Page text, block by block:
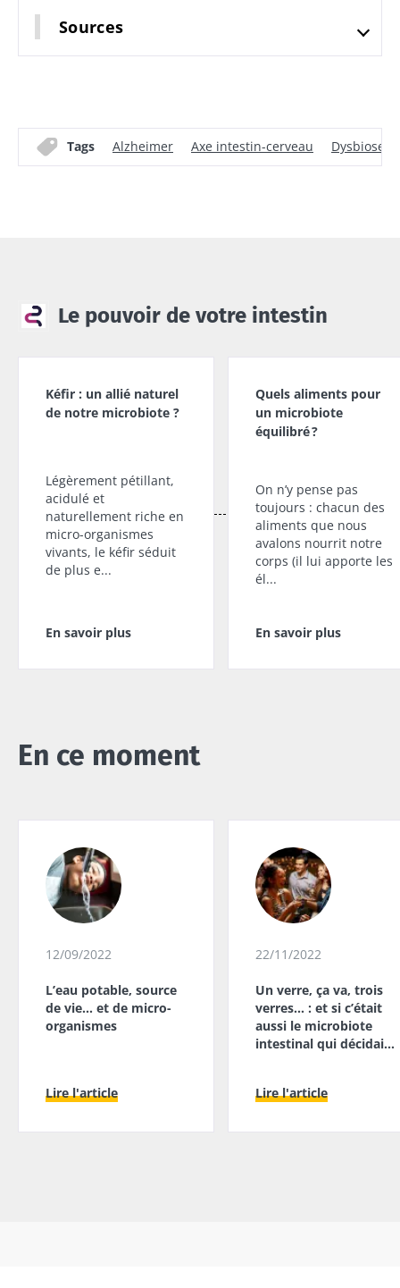
Sources
Tags Alzheimer Axe intestin-cerveau Dysbiose
Le pouvoir de votre intestin
Kéfir : un allié naturel
de notre microbiote ?
Légèrement pétillant,
acidulé et
naturellement riche en
micro-organismes
vivants, le kéfir séduit
de plus e...
En savoir plus
Quels aliments pour
un microbiote
équilibré ?
On n’y pense pas
toujours : chacun des
aliments que nous
avalons nourrit notre
corps (il lui apporte les
él...
En savoir plus
En ce moment
12/09/2022
L’eau potable, source
de vie… et de micro-
organismes
Lire l'article
22/11/2022
Un verre, ça va, trois
verres… : et si c’était
aussi le microbiote
intestinal qui décidait
Lire l'article